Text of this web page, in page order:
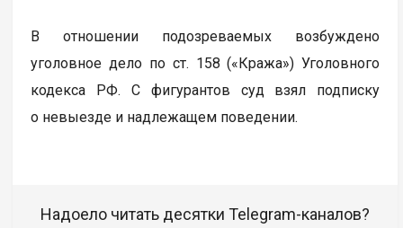
В отношении подозреваемых возбуждено
уголовное дело по ст. 158 («Кража») Уголовного
кодекса РФ. С фигурантов суд взял подписку
о невыезде и надлежащем поведении.
Надоело читать десятки Telegram-каналов?